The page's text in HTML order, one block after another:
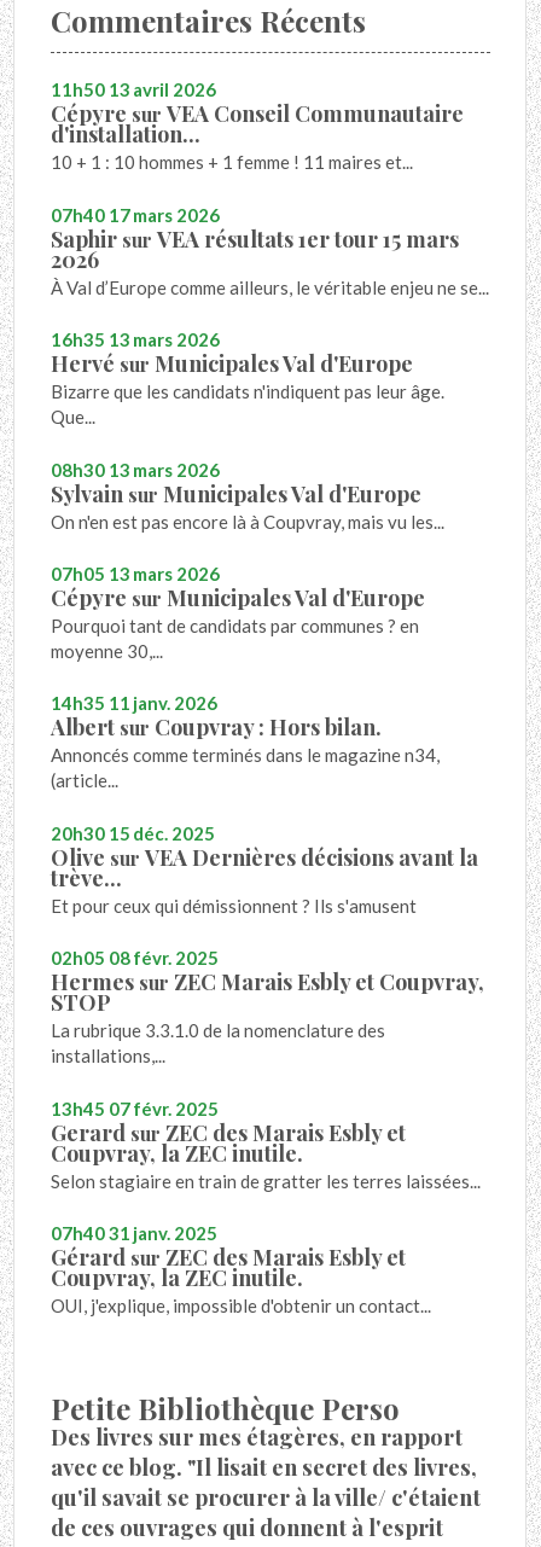
Commentaires Récents
11h50 13 avril 2026
Cépyre surVEA Conseil Communautaire
d'installation...
10 + 1 : 10 hommes + 1 femme ! 11 maires et...
07h40 17mars 2026
Saphir surVEA résultats 1er tour 15 mars
2026
À Val d’Europe comme ailleurs, le véritable enjeu ne se...
16h35 13 mars 2026
Hervé sur Municipales Val d'Europe
Bizarre que les candidats n'indiquent pas leur âge.
Que...
08h30 13 mars 2026
Sylvain sur Municipales Val d'Europe
On n'en est pas encore là à Coupvray, mais vu les...
07h05 13 mars 2026
Cépyre sur Municipales Val d'Europe
Pourquoi tant de candidats par communes ? en
moyenne 30,...
14h35 11 janv. 2026
Albert sur Coupvray : Hors bilan.
Annoncés comme terminés dans le magazine n34,
(article...
20h30 15 déc. 2025
Olive surVEA Dernières décisions avant la
trève...
Et pour ceux qui démissionnent ? Ils s'amusent
02h05 08févr. 2025
Hermes sur ZEC Marais Esbly et Coupvray,
STOP
La rubrique 3.3.1.0 de la nomenclature des
installations,...
13h45 07févr. 2025
Gerard sur ZEC des Marais Esbly et
Coupvray, la ZEC inutile.
Selon stagiaire en train de gratter les terres laissées...
07h4031 janv. 2025
Gérard sur ZEC des Marais Esbly et
Coupvray, la ZEC inutile.
OUI, j'explique, impossible d'obtenir un contact...
Petite Bibliothèque Perso
Des livres sur mes étagères, en rapport
avec ce blog. "Il lisait en secret des livres,
qu'il savait se procurer à la ville/ c'étaient
de ces ouvrages qui donnent à l'esprit